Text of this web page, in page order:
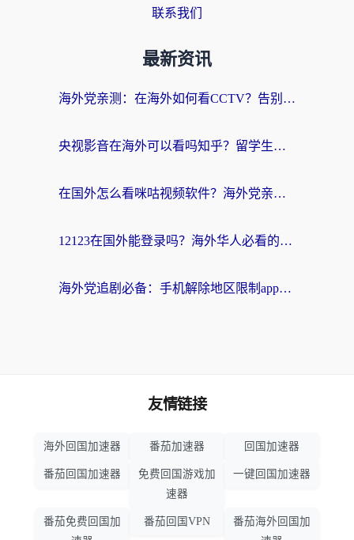
联系我们
最新资讯
海外党亲测：在海外如何看CCTV？告别“仅限大陆播放”的实用指南
央视影音在海外可以看吗知乎？留学生亲测：3步解决地域限制+追剧自由
在国外怎么看咪咕视频软件？海外党亲测有效的回国加速方案
12123在国外能登录吗？海外华人必看的回国加速实用指南
海外党追剧必备：手机解除地区限制app怎么选？解决央视视频&国内剧地区限制全指南
友情链接
海外回国加速器 番茄加速器 回国加速器
番茄回国加速器
免费回国游戏加
速器
一键回国加速器
番茄免费回国加
番茄回国VPN
番茄海外回国加